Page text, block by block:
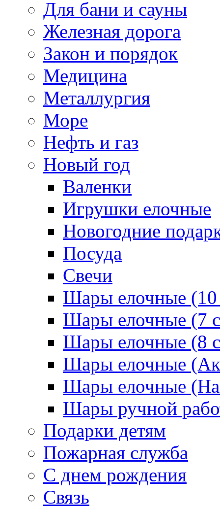
Для бани и сауны
Железная дорога
Закон и порядок
Медицина
Металлургия
Море
Нефть и газ
Новый год
Валенки
Игрушки елочные
Новогодние
Посуда
Свечи
Шары елочные
Шары елочные (7
Шары елочные (8
Шары елочные
Шары елочные
Шары ручной
Подарки детям
Пожарная служба
С днем рождения
Связь